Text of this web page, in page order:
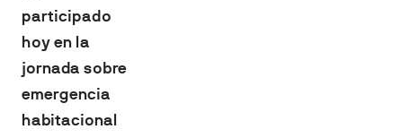
participado
hoy en la
jornada sobre
emergencia
habitacional